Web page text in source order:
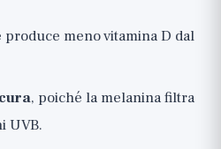
meno vitamina D dal
, poiché la melanina filtra
UVB.